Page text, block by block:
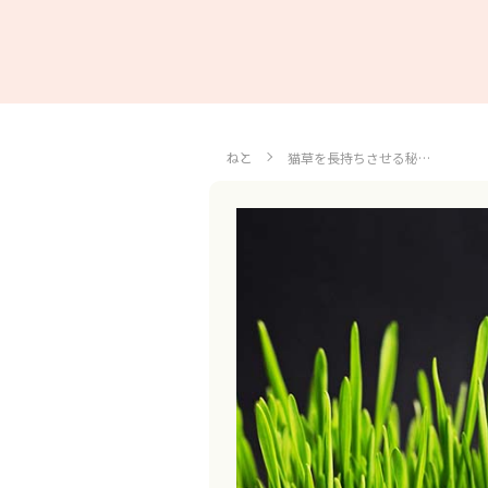
ねこ 猫草を長持ちさせる秘…